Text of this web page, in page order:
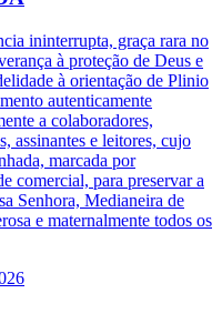
ininterrupta, graça rara no
à proteção de Deus e
à orientação de Plinio
autenticamente
a colaboradores,
assinantes e leitores, cujo
marcada por
comercial, para preservar a
Senhora, Medianeira de
e maternalmente todos os